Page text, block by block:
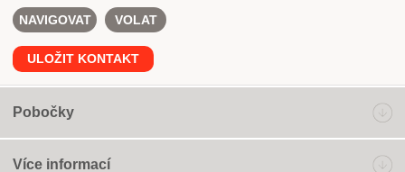
NAVIGOVAT VOLAT
ULOŽIT KONTAKT
Pobočky
Více informací